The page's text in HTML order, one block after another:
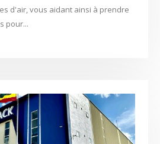
d'air, vous aidant ainsi à prendre
pour...